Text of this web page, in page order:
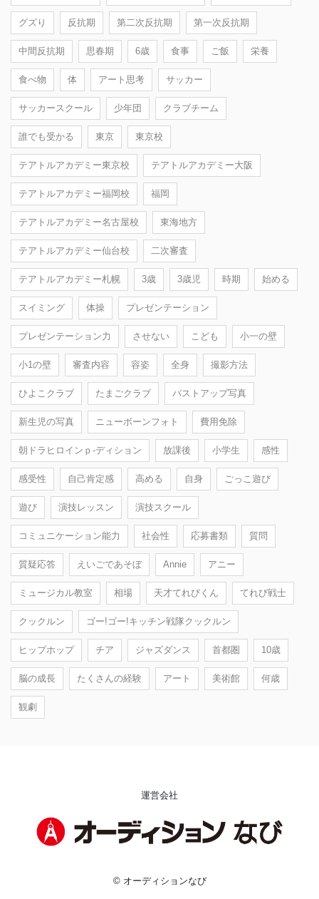
グズり 反抗期 第二次反抗期 第一次反抗期
中間反抗期 思春期 6歳 食事 ご飯 栄養
食べ物 体 アート思考 サッカー
サッカースクール 少年団 クラブチーム
誰でも受かる 東京 東京校
テアトルアカデミー東京校 テアトルアカデミー大阪
テアトルアカデミー福岡校 福岡
テアトルアカデミー名古屋校 東海地方
テアトルアカデミー仙台校 二次審査
テアトルアカデミー札幌 3歳 3歳児 時期 始める
スイミング 体操 プレゼンテーション
プレゼンテーション力 させない こども 小一の壁
小1の壁 審査内容 容姿 全身 撮影方法
ひよこクラブ たまごクラブ バストアップ写真
新生児の写真 ニューボーンフォト 費用免除
朝ドラヒロインｐ-ディション 放課後 小学生 感性
感受性 自己肯定感 高める 自身 ごっこ遊び
遊び 演技レッスン 演技スクール
コミュニケーション能力 社会性 応募書類 質問
質疑応答 えいごであそぼ Annie アニー
ミュージカル教室 相場 天才てれびくん てれび戦士
クックルン ゴー!ゴー!キッチン戦隊クックルン
ヒップホップ チア ジャズダンス 首都圏 10歳
脳の成長 たくさんの経験 アート 美術館 何歳
観劇
運営会社
© オーディションなび